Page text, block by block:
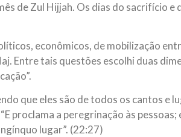
de Zul Hijjah. Os dias do sacrifício e
econômicos, de mobilização
Entre tais questões escolhi duas
que eles são de todos os cantos e
proclama a peregrinação às pessoas;
lugar”. (22:27)